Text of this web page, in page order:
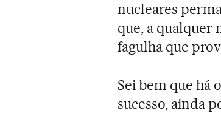
nucleares
que, a qualquer
fagulha que
Sei bem que há
sucesso, ainda